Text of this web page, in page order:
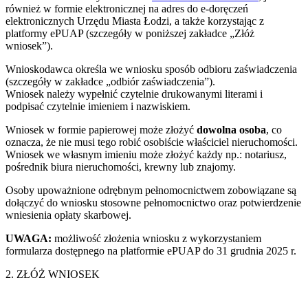
również w formie elektronicznej na adres do e-doręczeń
elektronicznych Urzędu Miasta Łodzi, a także korzystając z
platformy ePUAP (szczegóły w poniższej zakładce „Złóż
wniosek”).
Wnioskodawca określa we wniosku sposób odbioru zaświadczenia
(szczegóły w zakładce „odbiór zaświadczenia”).
Wniosek należy wypełnić czytelnie drukowanymi literami i
podpisać czytelnie imieniem i nazwiskiem.
Wniosek w formie papierowej może złożyć dowolna osoba, co
oznacza, że nie musi tego robić osobiście właściciel nieruchomości.
Wniosek we własnym imieniu może złożyć każdy np.: notariusz,
pośrednik biura nieruchomości, krewny lub znajomy.
Osoby upoważnione odrębnym pełnomocnictwem zobowiązane są
dołączyć do wniosku stosowne pełnomocnictwo oraz potwierdzenie
wniesienia opłaty skarbowej.
UWAGA: możliwość złożenia wniosku z wykorzystaniem
formularza dostępnego na platformie ePUAP do 31 grudnia 2025 r.
2. ZŁÓŻ WNIOSEK